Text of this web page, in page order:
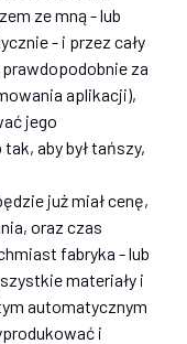
ze mną - lub
- i przez cały
za
aplikacji),
jego
aby był tańszy,
już miał cenę,
oraz czas
fabryka - lub
materiały i
automatycznym
i